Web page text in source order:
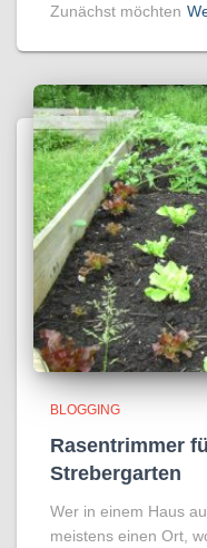
Zunächst möchten
BLOGGING
Rasentrimmer
Strebergarten
Wer in einem Haus
meistens einen Ort,